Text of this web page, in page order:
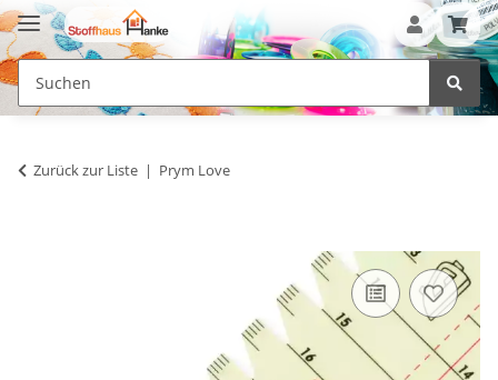
Zurück zur Liste Prym Love